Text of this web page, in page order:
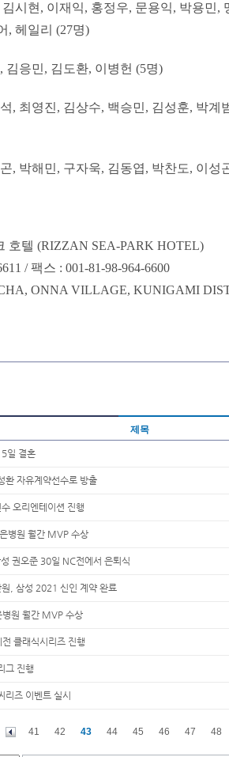
시현, 이재익, 홍정우, 문용익, 박용민,
, 헤일리 (27명)
김응민, 김도환, 이병헌 (5명)
, 최영진, 김상수, 백승민, 김성훈, 박계
, 박해민, 구자욱, 김동엽, 박찬도, 이성
호텔 (RIZZAN SEA-PARK HOTEL)
/ 팩스 : 001-81-98-964-6600
ONNA VILLAGE, KUNIGAMI
제목
일 결혼
환 자유계약선수로 방출
오리엔테이션 진행
병원 월간 MVP 수상
성 권오준 30일 NC전에서 은퇴식
, 삼성 2021 신인 계약 완료
원 월간 MVP 수상
클래식시리즈 진행
그 진행
즈 이벤트 실시
41 42 43 44 45 46 47 48